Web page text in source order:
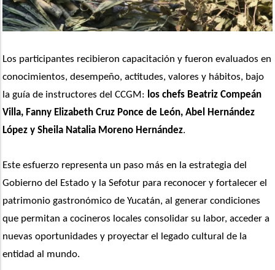
Los participantes recibieron capacitación y fueron evaluados en
conocimientos, desempeño, actitudes, valores y hábitos, bajo
la guía de instructores del CCGM: los chefs Beatriz Compeán
Villa, Fanny Elizabeth Cruz Ponce de León, Abel Hernández
López y Sheila Natalia Moreno Hernández.
Este esfuerzo representa un paso más en la estrategia del
Gobierno del Estado y la Sefotur para reconocer y fortalecer el
patrimonio gastronómico de Yucatán, al generar condiciones
que permitan a cocineros locales consolidar su labor, acceder a
nuevas oportunidades y proyectar el legado cultural de la
entidad al mundo.